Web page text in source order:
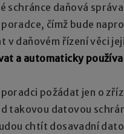
schránce daňová
čímž bude
v daňovém řízení věci
a automaticky
požádat jen o
takovou datovou
chtít dosavadní